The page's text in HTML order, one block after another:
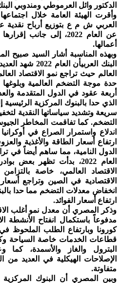
الدكتور وائل العرموطي ومندوبي
وأقرت الهيئة العامة خلال
عن العام 2022، إلى جانب
أعمالها.
وبهذه المناسبة أشار السيد صبيح
البنك العربيأن
العالم حيث تراجع نمو الاقتصاد
حدة موجة التضخم العالمية
أربعة عقود في الدول المتقدمة
الذي حدا بالبنوك المركزية الرئيسية
سريعة وتشديد سياساتها النقدية
اندلاع واستمرار الصراع في أوكرانيا
ارتفاع أسعار الطاقة والأغذية
الدول النامية، مما ساهم أيضاً في
العام 2022، بدأت تظهر
الاقتصاد العالمي، خاصة
الاقتصادية في الصين وتراجع
انخفاض معدلات التضخم مما حدا
ارتفاع أسعار الفوائد.
وذكر المصري أن معدل نمو أغلب
مدفوعاً باستكمال انفتاح الأنشطة
كورونا وبارتفاع الطلب الملحوظ
قطاعات الخدمات خاصة السياحة
البترول والغاز والأسمدة،
الإصلاحات الهيكلية في العديد من
متفاوتة.
وبين المصري أن البنوك المركزية